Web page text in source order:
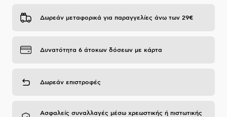
Δωρεάν μεταφορικά για παραγγελίες άνω των 29€
Δυνατότητα 6 άτοκων δόσεων με κάρτα
Δωρεάν επιστροφές
Ασφαλείς συναλλαγές μέσω χρεωστικής ή πιστωτικής